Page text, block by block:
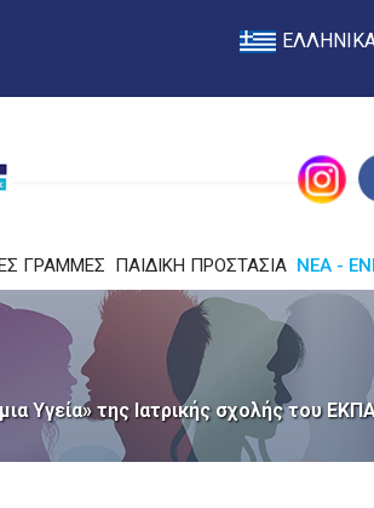
ΓΡΑΜΜΕΣ ΠΑΙΔΙΚΗ ΠΡΟΣΤΑΣΙΑ ΝΕΑ -
Υγεία» της Ιατρικής σχολής του